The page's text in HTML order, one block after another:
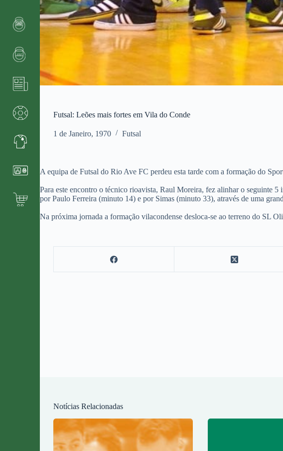
Futsal: Leões mais fortes em Vila do Conde
1 de Janeiro, 1970 Futsal
A equipa de Futsal do Rio Ave FC perdeu esta tarde com a formação do
Para este encontro o técnico rioavista, Raul Moreira, fez alinhar o seguinte
por Paulo Ferreira (minuto 14) e por Simas (minuto 33), através de uma
Na próxima jornada a formação vilacondense desloca-se ao terreno do SL
Notícias Relacionadas